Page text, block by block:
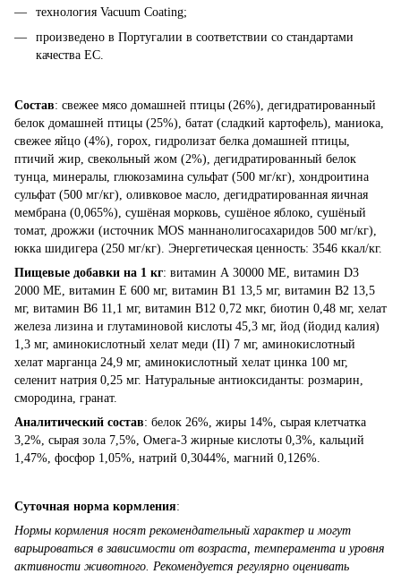
технология Vacuum Coating;
произведено в Португалии в соответствии со стандартами
качества ЕС.
Состав: свежее мясо домашней птицы (26%), дегидратированный
белок домашней птицы (25%), батат (сладкий картофель), маниока,
свежее яйцо (4%), горох, гидролизат белка домашней птицы,
птичий жир, свекольный жом (2%), дегидратированный белок
тунца, минералы, глюкозамина сульфат (500 мг/кг), хондроитина
сульфат (500 мг/кг), оливковое масло, дегидратированная яичная
мембрана (0,065%), сушёная морковь, сушёное яблоко, сушёный
томат, дрожжи (источник MOS маннанолигосахаридов 500 мг/кг),
юкка шидигера (250 мг/кг). Энергетическая ценность: 3546 ккал/кг.
Пищевые добавки на 1 кг: витамин А 30000 МЕ, витамин D3
2000 МЕ, витамин Е 600 мг, витамин В1 13,5 мг, витамин В2 13,5
мг, витамин В6 11,1 мг, витамин В12 0,72 мкг, биотин 0,48 мг, хелат
железа лизина и глутаминовой кислоты 45,3 мг, йод (йодид калия)
1,3 мг, аминокислотный хелат меди (II) 7 мг, аминокислотный
хелат марганца 24,9 мг, аминокислотный хелат цинка 100 мг,
селенит натрия 0,25 мг. Натуральные антиоксиданты: розмарин,
смородина, гранат.
Аналитический состав: белок 26%, жиры 14%, сырая клетчатка
3,2%, сырая зола 7,5%, Омега-3 жирные кислоты 0,3%, кальций
1,47%, фосфор 1,05%, натрий 0,3044%, магний 0,126%.
Суточная норма кормления:
Нормы кормления носят рекомендательный характер и могут
варьироваться в зависимости от возраста, темперамента и уровня
активности животного. Рекомендуется регулярно оценивать